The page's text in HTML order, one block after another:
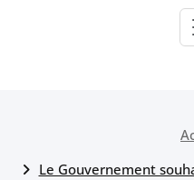
Le Gouvernement